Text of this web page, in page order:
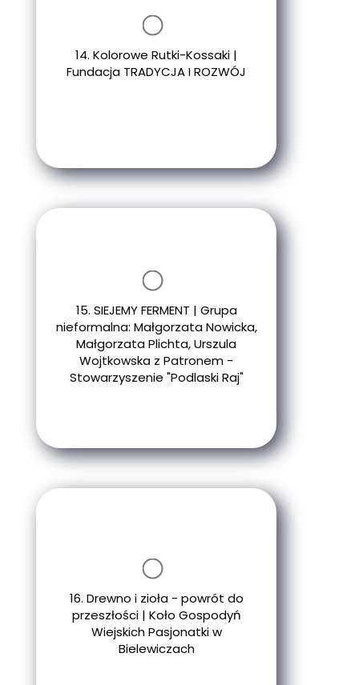
14. Kolorowe Rutki-Kossaki |
Fundacja TRADYCJA I ROZWÓJ
15. SIEJEMY FERMENT | Grupa
nieformalna: Małgorzata Nowicka,
Małgorzata Plichta, Urszula
Wojtkowska z Patronem -
Stowarzyszenie "Podlaski Raj"
16. Drewno i zioła - powrót do
przeszłości | Koło Gospodyń
Wiejskich Pasjonatki w
Bielewiczach